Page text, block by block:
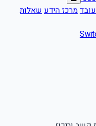
מרכז הידעשאלות